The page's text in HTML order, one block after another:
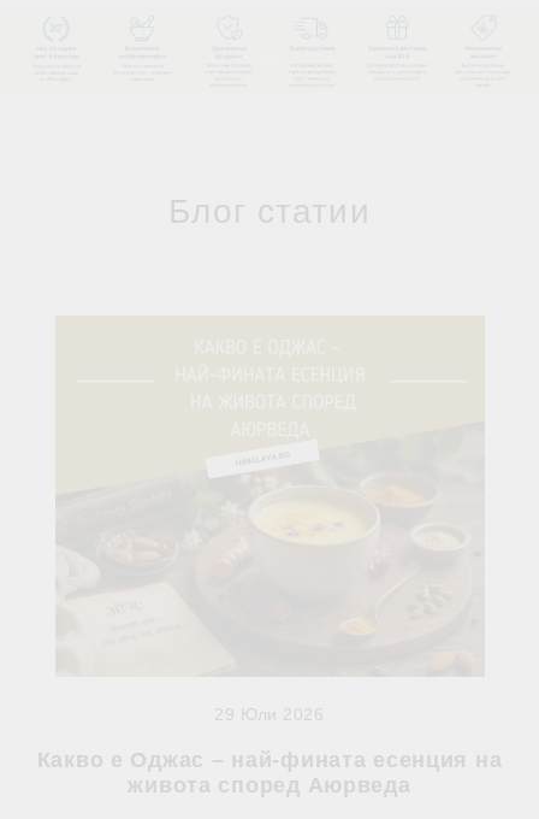
Блог статии
Какво е Оджас – най-фината есенция на
живота според Аюрведа
29 Юли 2026